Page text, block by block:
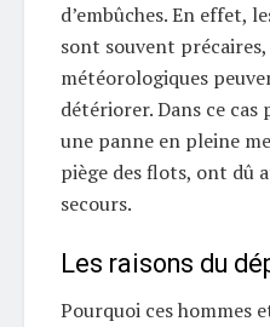
d’embûches. En effet,
sont souvent
météorologiques
détériorer. Dans ce cas
une panne en pleine
piège des flots, ont dû
secours.
Les raisons du
Pourquoi ces hommes